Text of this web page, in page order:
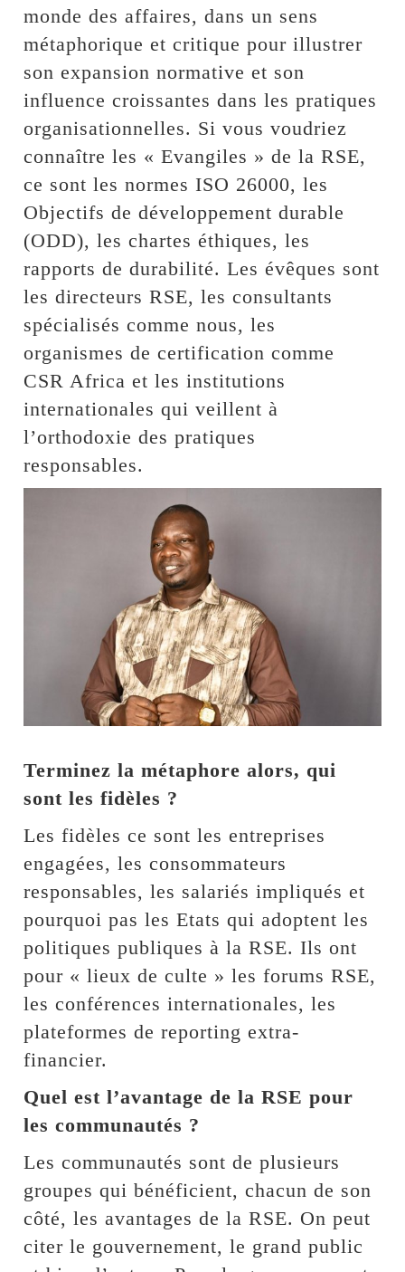
monde des affaires, dans un sens
métaphorique et critique pour illustrer
son expansion normative et son
influence croissantes dans les pratiques
organisationnelles. Si vous voudriez
connaître les « Evangiles » de la RSE,
ce sont les normes ISO 26000, les
Objectifs de développement durable
(ODD), les chartes éthiques, les
rapports de durabilité. Les évêques sont
les directeurs RSE, les consultants
spécialisés comme nous, les
organismes de certification comme
CSR Africa et les institutions
internationales qui veillent à
l’orthodoxie des pratiques
responsables.
Terminez la métaphore alors, qui
sont les fidèles ?
Les fidèles ce sont les entreprises
engagées, les consommateurs
responsables, les salariés impliqués et
pourquoi pas les Etats qui adoptent les
politiques publiques à la RSE. Ils ont
pour « lieux de culte » les forums RSE,
les conférences internationales, les
plateformes de reporting extra-
financier.
Quel est l’avantage de la RSE pour
les communautés ?
Les communautés sont de plusieurs
groupes qui bénéficient, chacun de son
côté, les avantages de la RSE. On peut
citer le gouvernement, le grand public